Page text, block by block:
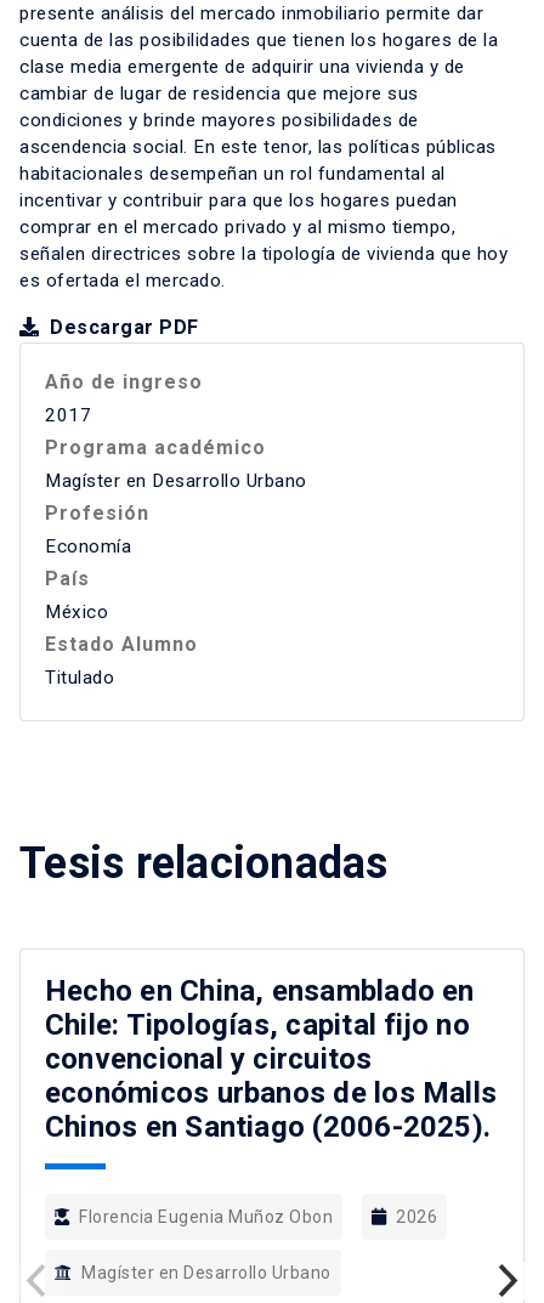
presente análisis del mercado inmobiliario permite dar
cuenta de las posibilidades que tienen los hogares de la
clase media emergente de adquirir una vivienda y de
cambiar de lugar de residencia que mejore sus
condiciones y brinde mayores posibilidades de
ascendencia social. En este tenor, las políticas públicas
habitacionales desempeñan un rol fundamental al
incentivar y contribuir para que los hogares puedan
comprar en el mercado privado y al mismo tiempo,
señalen directrices sobre la tipología de vivienda que hoy
es ofertada el mercado.
Descargar PDF
Año de ingreso
2017
Programa académico
Magíster en Desarrollo Urbano
Profesión
Economía
País
México
Estado Alumno
Titulado
Tesis relacionadas
Hecho en China, ensamblado en
Chile: Tipologías, capital fijo no
convencional y circuitos
económicos urbanos de los Malls
Chinos en Santiago (2006-2025).
Florencia Eugenia Muñoz Obon 2026
Magíster en Desarrollo Urbano